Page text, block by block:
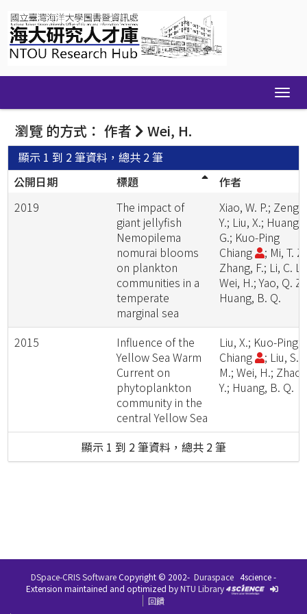
navigation
瀏覽 的方式： 作者 Wei, H.
顯示 1 到 2 筆資料，總共 2 筆
公開日期
標題
作者
2019
The impact of
giant jellyfish
Nemopilema
nomurai blooms
on plankton
communities in a
temperate
marginal sea
Xiao, W. P.; Zeng,
Y.; Liu, X.; Huang,
G.; Kuo-Ping
Chiang
; Mi, T.
Zhang, F.; Li, C. L.;
Wei, H.; Yao, Q.
Huang, B. Q.
2015
Influence of the
Yellow Sea Warm
Current on
phytoplankton
community in the
central Yellow Sea
Liu, X.; Kuo-Ping
Chiang
; Liu, S.
M.; Wei, H.; Zhao,
Y.; Huang, B. Q.
顯示 1 到 2 筆資料，總共 2 筆
DSpace-CRIS SoftwareCopyright © 2002- Duraspace 4science -
Extension maintained and optimized byNTU Library
回饋